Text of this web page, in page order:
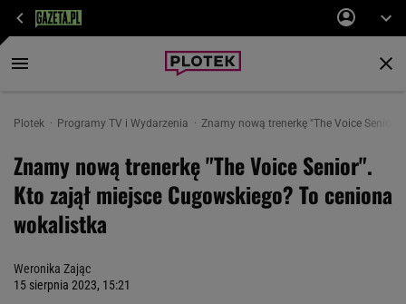
Plotek Programy TV i Wydarzenia Znamy nową trenerkę "The Voice
Znamy nową trenerkę "The Voice Senior".
Kto zajął miejsce Cugowskiego? To ceniona
wokalistka
Weronika Zając
15 sierpnia 2023, 15:21